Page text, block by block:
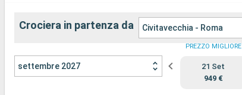
Crociera in partenza da Civitavecchia - Roma
settembre 2027
PREZZO MIGLIORE
21 Set
949 €